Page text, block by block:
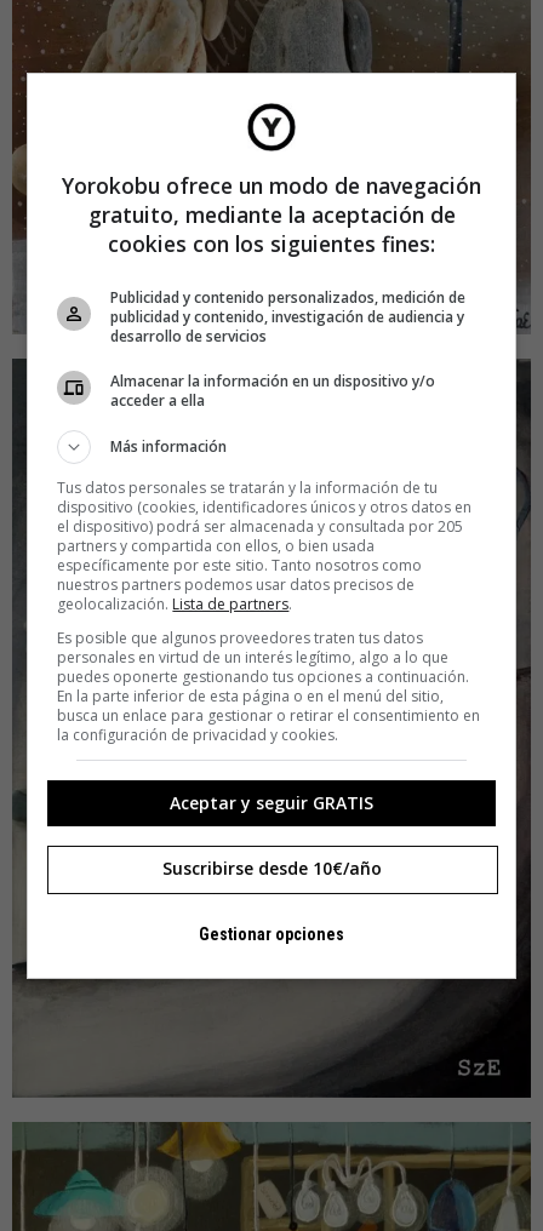
Yorokobu ofrece un modo de navegación
gratuito, mediante la aceptación de
cookies con los siguientes fines:
Publicidad y contenido personalizados, medición de
publicidad y contenido, investigación de audiencia y
desarrollo de servicios
Almacenar la información en un dispositivo y/o
acceder a ella
Más información
Tus datos personales se tratarán y la información de tu
dispositivo (cookies, identificadores únicos y otros datos en
el dispositivo) podrá ser almacenada y consultada por 205
partners y compartida con ellos, o bien usada
específicamente por este sitio. Tanto nosotros como
nuestros partners podemos usar datos precisos de
geolocalización. Lista de partners.
Es posible que algunos proveedores traten tus datos
personales en virtud de un interés legítimo, algo a lo que
puedes oponerte gestionando tus opciones a continuación.
En la parte inferior de esta página o en el menú del sitio,
busca un enlace para gestionar o retirar el consentimiento en
la configuración de privacidad y cookies.
Aceptar y seguir GRATIS
Suscribirse desde 10€/año
Gestionar opciones